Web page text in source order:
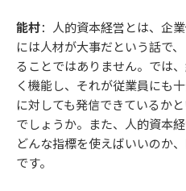
能村：人的資本経営とは、企
には人材が大事だという話で
ることではありません。では
く機能し、それが従業員にも
に対しても発信できているか
でしょうか。また、人的資本
どんな指標を使えばいいのか
です。